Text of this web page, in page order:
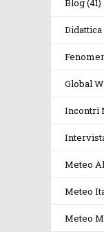
Blog(41)
Global
Incontri
Meteo
Meteo
Meteo